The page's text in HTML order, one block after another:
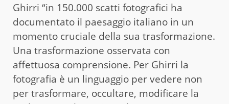
Ghirri “in 150.000 scatti fotografici ha
documentato il paesaggio italiano in un
momento cruciale della sua trasformazione.
Una trasformazione osservata con
affettuosa comprensione. Per Ghirri la
fotografia è un linguaggio per vedere non
per trasformare, occultare, modificare la